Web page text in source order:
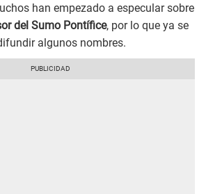
han empezado a especular sobre
del Sumo Pontífice, por lo que ya se
algunos nombres.